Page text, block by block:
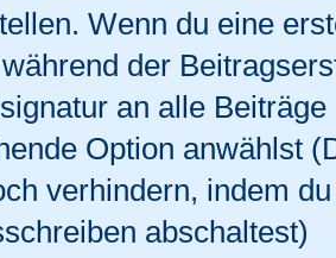
Wenn du eine
der
an alle
Option anwählst
verhindern, indem
abschaltest)